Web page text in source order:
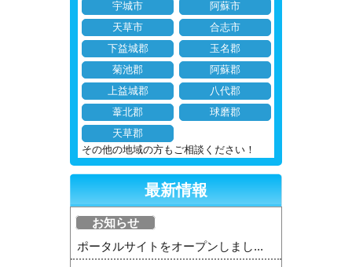
宇城市
阿蘇市
天草市
合志市
下益城郡
玉名郡
菊池郡
阿蘇郡
上益城郡
八代郡
葦北郡
球磨郡
天草郡
その他の地域の方もご相談ください！
最新情報
お知らせ
ポータルサイトをオープンしまし...